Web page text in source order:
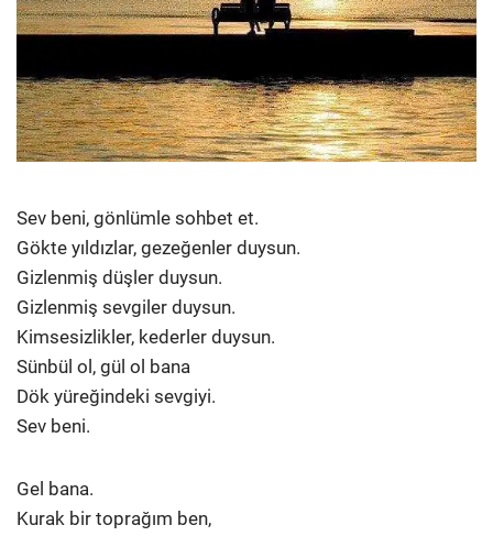
Sev beni, gönlümle sohbet et.
Gökte yıldızlar, gezeğenler duysun.
Gizlenmiş düşler duysun.
Gizlenmiş sevgiler duysun.
Kimsesizlikler, kederler duysun.
Sünbül ol, gül ol bana
Dök yüreğindeki sevgiyi.
Sev beni.
Gel bana.
Kurak bir toprağım ben,